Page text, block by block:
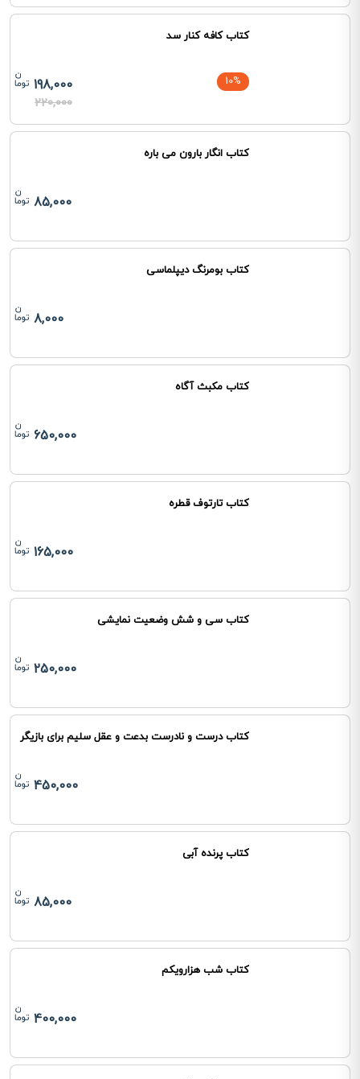
کتاب کافه کنار سد
10%
198,000
220,000
کتاب انگار بارون می باره
85,000
کتاب بومرنگ دیپلماسی
8,000
کتاب مکبث آگاه
650,000
کتاب تارتوف قطره
165,000
کتاب سی و شش وضعیت نمایشی
250,000
کتاب درست و نادرست بدعت و عقل سلیم برای بازیگر
450,000
کتاب پرنده آبی
85,000
کتاب شب هزارویکم
400,000